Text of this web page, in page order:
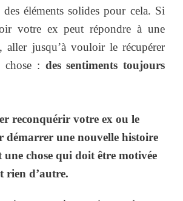
éléments solides pour cela. Si
votre ex peut répondre à une
aller jusqu’à vouloir le récupérer
chose : des sentiments toujours
reconquérir votre ex ou le
démarrer une nouvelle histoire
une chose qui doit être motivée
rien d’autre.